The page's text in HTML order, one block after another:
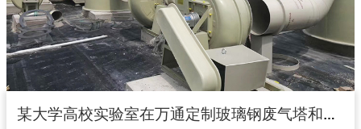
某大学高校实验室在万通定制玻璃钢废气塔和玻璃钢风机